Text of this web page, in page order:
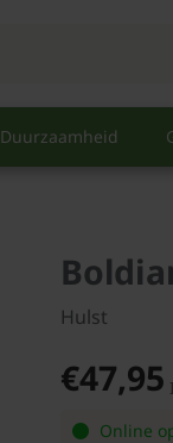
Duurzaamheid
Hulst
€47,95
Online